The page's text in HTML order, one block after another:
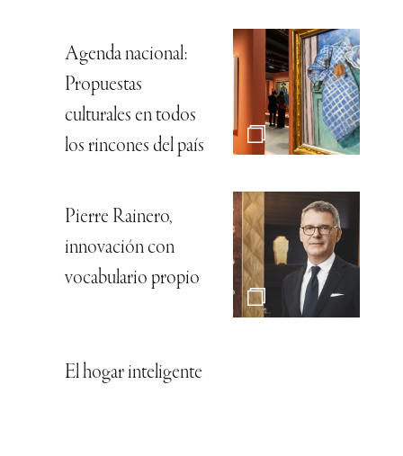
Agenda nacional:
Propuestas
culturales en todos
los rincones del país
Pierre Rainero,
innovación con
vocabulario propio
El hogar inteligente